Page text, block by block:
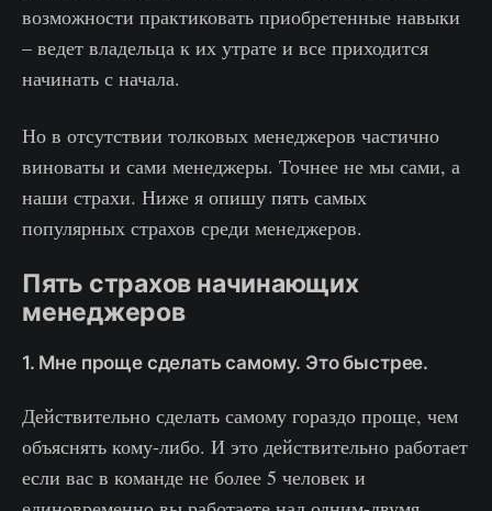
возможности практиковать приобретенные навыки
– ведет владельца к их утрате и все приходится
начинать с начала.
Но в отсутствии толковых менеджеров частично
виноваты и сами менеджеры. Точнее не мы сами, а
наши страхи. Ниже я опишу пять самых
популярных страхов среди менеджеров.
Пять страхов начинающих
менеджеров
1. Мне проще сделать самому. Это быстрее.
Действительно сделать самому гораздо проще, чем
объяснять кому-либо. И это действительно работает
если вас в команде не более 5 человек и